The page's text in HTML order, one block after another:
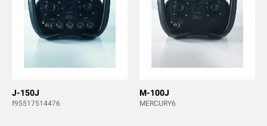
J-150J
f95517514476
M-100J
MERCURY6